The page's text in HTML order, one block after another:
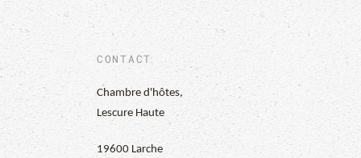
CONTACT
Chambre d'hôtes,
Lescure Haute
19600 Larche